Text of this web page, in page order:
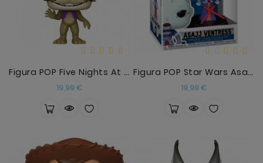
Figura POP Five Nights At Freddys Help Wanted 2 Gl
19,99 €Precio
Figura POP Star Wars Asajj Ventress
19,99 €Precio